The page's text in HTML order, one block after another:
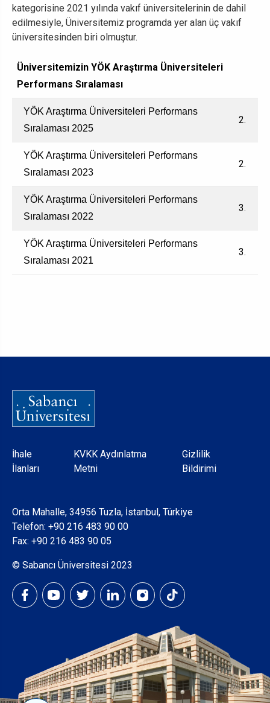
kategorisine 2021 yılında vakıf üniversitelerinin de dahil
edilmesiyle, Üniversitemiz programda yer alan üç vakıf
üniversitesinden biri olmuştur.
Üniversitemizin YÖK Araştırma Üniversiteleri
Performans Sıralaması
YÖK Araştırma Üniversiteleri Performans
Sıralaması 2025
2.
YÖK Araştırma Üniversiteleri Performans
Sıralaması 2023
2.
YÖK Araştırma Üniversiteleri Performans
Sıralaması 2022
3.
YÖK Araştırma Üniversiteleri Performans
Sıralaması 2021
3.
Dipnot
İhale
İlanları
KVKK Aydınlatma
Metni
Gizlilik
Bildirimi
Orta Mahalle, 34956 Tuzla, İstanbul, Türkiye
Telefon: +90 216 483 90 00
Fax: +90 216 483 90 05
© Sabancı Üniversitesi 2023